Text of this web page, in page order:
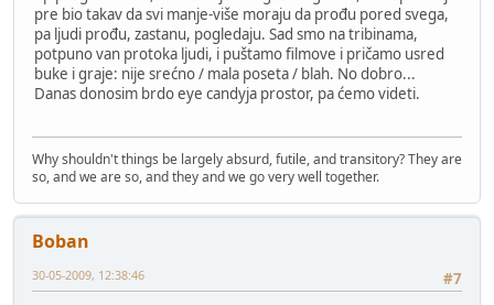
pre bio takav da svi manje-više moraju da prođu pored svega,
pa ljudi prođu, zastanu, pogledaju. Sad smo na tribinama,
potpuno van protoka ljudi, i puštamo filmove i pričamo usred
buke i graje: nije srećno / mala poseta / blah. No dobro...
Danas donosim brdo eye candyja prostor, pa ćemo videti.
Why shouldn't things be largely absurd, futile, and transitory? They are
so, and we are so, and they and we go very well together.
Boban
#7
30-05-2009, 12:38:46